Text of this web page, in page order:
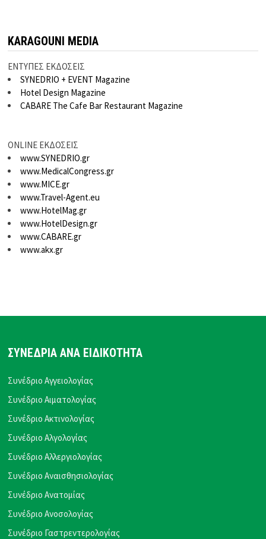
KARAGOUNI MEDIA
ΕΝΤΥΠΕΣ ΕΚΔΟΣΕΙΣ
SYNEDRIO + EVENT Magazine
Hotel Design Magazine
CABARE The Cafe Bar Restaurant Magazine
ONLINE ΕΚΔΟΣΕΙΣ
www.SYNEDRIO.gr
www.MedicalCongress.gr
www.MICE.gr
www.Travel-Agent.eu
www.HotelMag.gr
www.HotelDesign.gr
www.CABARE.gr
www.akx.gr
ΣΥΝΕΔΡΙΑ ΑΝΑ ΕΙΔΙΚΟΤΗΤΑ
Συνέδριο Αγγειολογίας
Συνέδριο Αιματολογίας
Συνέδριο Ακτινολογίας
Συνέδριο Αλγολογίας
Συνέδριο Αλλεργιολογίας
Συνέδριο Αναισθησιολογίας
Συνέδριο Ανατομίας
Συνέδριο Ανοσολογίας
Συνέδριο Γαστρεντερολογίας